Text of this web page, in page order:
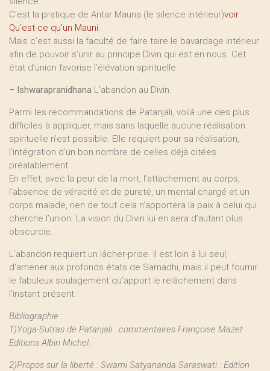
C’est la pratique de Antar Mauna (le silence intérieur)voir
Qu’est-ce qu’un Mauni.
Mais c’est aussi la faculté de faire taire le bavardage intérieur
afin de pouvoir s’unir au principe Divin qui est en nous. Cet
état d’union favorise l’élévation spirituelle.
– Ishwarapranidhana L’abandon au Divin.
Parmi les recommandations de Patanjali, voilà une des plus
difficiles à appliquer, mais sans laquelle aucune réalisation
spirituelle n’est possible. Elle requiert pour sa réalisation,
l’intégration d’un bon nombre de celles déjà citées
préalablement.
En effet, avec la peur de la mort, l’attachement au corps,
l’absence de véracité et de pureté, un mental chargé et un
corps malade, rien de tout cela n’apportera la paix à celui qui
cherche l’union. La vision du Divin lui en sera d’autant plus
obscurcie.
L’abandon requiert un lâcher-prise. Il est loin à lui seul,
d’amener aux profonds états de Samadhi, mais il peut fournir
le fabuleux soulagement qu’apport le relâchement dans
l’instant présent.
Bibliographie :
1)Yoga-Sutras de Patanjali : commentaires Françoise Mazet
Editions Albin Michel.
2)Propos sur la liberté : Swami Satyananda Saraswati : Edition